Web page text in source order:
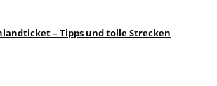
– Tipps und tolle Strecken